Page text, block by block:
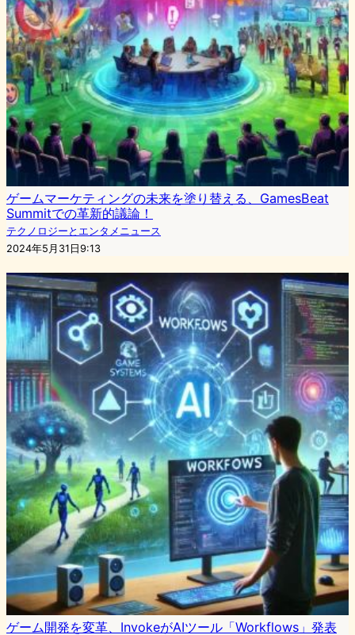
ゲームマーケティングの未来を塗り替える、GamesBeat
Summitでの革新的議論！
テクノロジーとエンタメニュース
2024年5月31日9:13
ゲーム開発を変革、InvokeがAIツール「Workflows」発表